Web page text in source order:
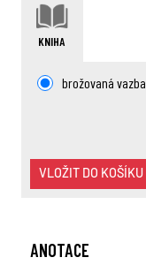
KNIHA
brožovaná vazba
VLOŽIT DO KOŠÍKU
ANOTACE